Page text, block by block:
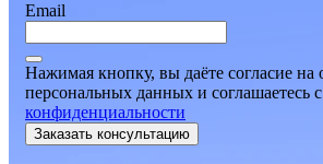
Email
Нажимая кнопку, вы даёте согласие на
персональных данных и соглашаетесь c
конфиденциальности
Заказать консультацию